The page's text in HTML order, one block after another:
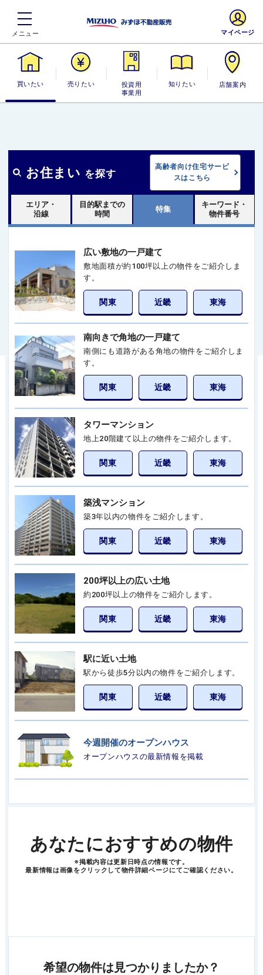
買いたい 売りたい
投資用・事業
用
知りたい 店舗案内
マイページ
お住まい を探す
高齢者向け住宅サービ
スはこちら
エリア・
沿線
目的駅までの
時間
特集
キーワード・
物件番号
広い敷地の一戸建て
敷地面積が約100坪以上の物件をご紹介しま
す。
関東 近畿 東海
南向きで角地の一戸建て
南側にも道路がある角地の物件をご紹介しま
す。
関東 近畿 東海
タワーマンション
地上20階建て以上の物件をご紹介します。
関東 近畿 東海
築浅マンション
築3年以内の物件をご紹介します。
関東 近畿 東海
200坪以上の広い土地
約200坪以上の物件をご紹介します。
関東 近畿 東海
駅に近い土地
駅から徒歩5分以内の物件をご紹介します。
関東 近畿 東海
今週開催のオープンハウス
オープンハウスの最新情報を掲載
あなたにおすすめの物件
※掲載内容は更新日時点の情報です。
最新情報は画像をクリックして物件詳細ページにてご確認ください。
希望の物件は見つかりましたか？